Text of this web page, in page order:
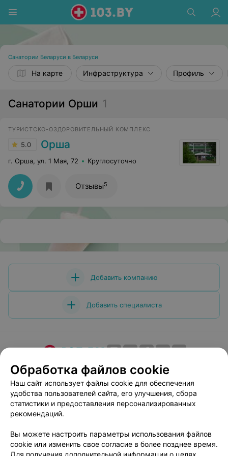
Санатории Беларуси в Беларуси
На карте Инфраструктура Профиль
Санатории Орши 1
ТУРИСТСКО-ОЗДОРОВИТЕЛЬНЫЙ КОМПЛЕКС
5.0 Орша
г. Орша, ул. 1 Мая, 72 Круглосуточно
Отзывы5
Добавить компанию
Добавить специалиста
О проекте Новости проекта
Размещение рекламы
Медицинский маркетинг
Публичный договор
Пользовательское соглашение
Способы оплаты
Партнеры
Написать в поддержку
Персональные настройки cookie
Обработка файлов cookie
Наш сайт использует файлы cookie для обеспечения
удобства пользователей сайта, его улучшения, сбора
статистики и предоставления персонализированных
рекомендаций.
Вы можете настроить параметры использования файлов
cookie или изменить свое согласие в более позднее время.
Для получения дополнительной информации о целях,